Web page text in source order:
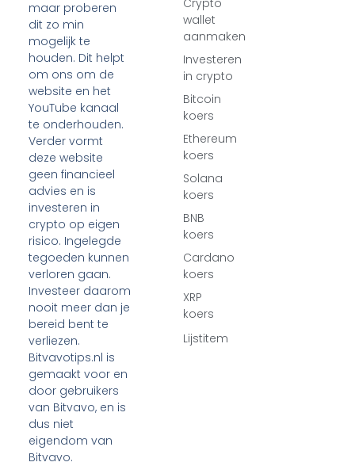
maar proberen
dit zo min
mogelijk te
houden. Dit helpt
om ons om de
website en het
YouTube kanaal
te onderhouden.
Verder vormt
deze website
geen financieel
advies en is
investeren in
crypto op eigen
risico. Ingelegde
tegoeden kunnen
verloren gaan.
Investeer daarom
nooit meer dan je
bereid bent te
verliezen.
Bitvavotips.nl is
gemaakt voor en
door gebruikers
van Bitvavo, en is
dus niet
eigendom van
Bitvavo.
Crypto
wallet
aanmaken
Investeren
in crypto
Bitcoin
koers
Ethereum
koers
Solana
koers
BNB
koers
Cardano
koers
XRP
koers
Lijstitem